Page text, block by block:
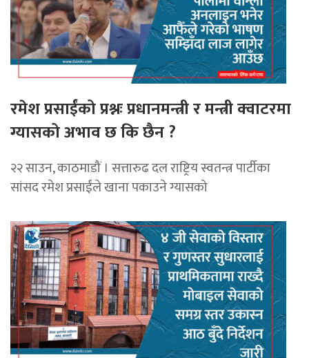
रमेश प्रसाईंको प्रश्नः प्रधानमन्त्री र मन्त्री क्वाटरमा
ग्यासको अभाव छ कि छैन ?
२२ साउन, काठमाडौं । सत्तारुढ दल राष्ट्रिय स्वतन्त्र पार्टीका
सांसद रमेश प्रसाईंले खाना पकाउने ग्यासको